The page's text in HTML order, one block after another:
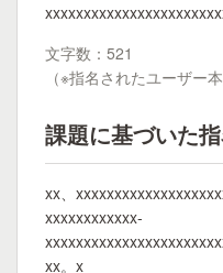
文字数：521
（※指名されたユーザー
課題に基づいた
xx、
xxxxxxxxxxxx-
xx。x